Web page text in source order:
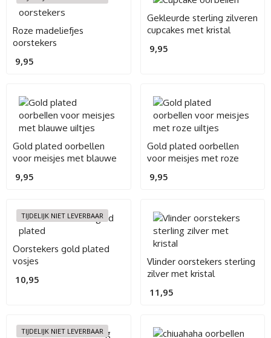
Roze madeliefjes
oorstekers
9,95
Gekleurde sterling zilveren
cupcakes met kristal
9,95
Gold plated oorbellen
voor meisjes met blauwe
9,95
Gold plated oorbellen
voor meisjes met roze
9,95
TIJDELIJK NIET LEVERBAAR
Oorstekers gold plated
vosjes
10,95
Vlinder oorstekers sterling
zilver met kristal
11,95
TIJDELIJK NIET LEVERBAAR